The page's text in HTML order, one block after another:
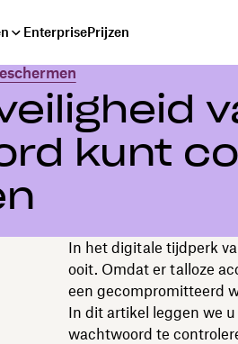
EnterprisePrijzen
kunt
In het digitale tijdperk
ooit. Omdat er talloze
een gecompromitteerd
In dit artikel leggen we
wachtwoord te